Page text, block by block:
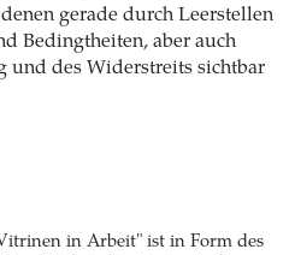
gerade durch Leerstellen
Bedingtheiten, aber auch
und des Widerstreits sichtbar
in Arbeit" ist in Form des